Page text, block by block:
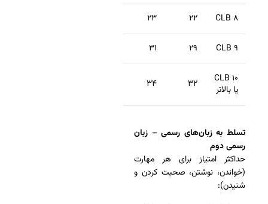
CLB ۸ ۲۲ ۲۳
CLB ۹ ۲۹ ۳۱
CLB ۱۰
یا بالاتر
۳۲ ۳۴
تسلط به زبان‌های رسمی – زبان
رسمی دوم
حداکثر امتیاز برای هر مهارت
(خواندن، نوشتن، صحبت کردن و
شنیدن):